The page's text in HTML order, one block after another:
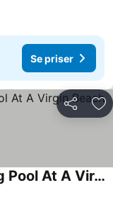
Se priser
Dela
Tree House Pergola Swimming Pool At A Virgin Beach